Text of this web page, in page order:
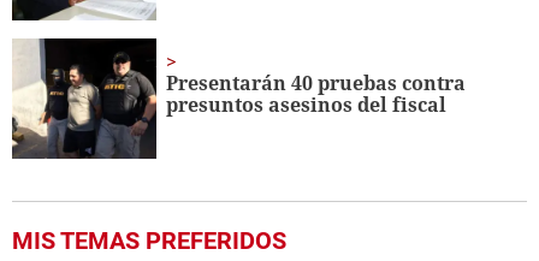
Presentarán 40 pruebas contra
presuntos asesinos del fiscal
MIS TEMAS PREFERIDOS